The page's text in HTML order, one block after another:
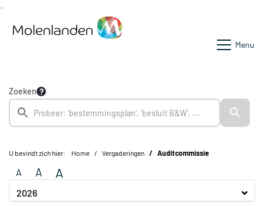
Menu
Zoeken
U bevindt zich hier: Home Vergaderingen Auditcommissie
A A A
2026